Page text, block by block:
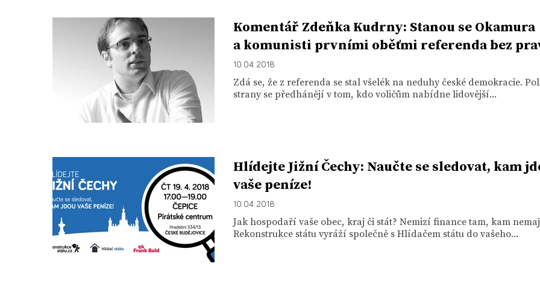
Komentář Zdeňka Kudrny: Stanou se Okamura
a komunisti prvními oběťmi referenda bez
10. 04. 2018
Zdá se, že z referenda se stal všelék na neduhy české demokracie.
strany se předhánějí v tom, kdo voličům nabídne lidovější...
Hlídejte Jižní Čechy: Naučte se sledovat, kam
vaše peníze!
10. 04. 2018
Jak hospodaří vaše obec, kraj či stát? Nemizí finance tam, kam
Rekonstrukce státu vyráží společně s Hlídačem státu do vašeho...